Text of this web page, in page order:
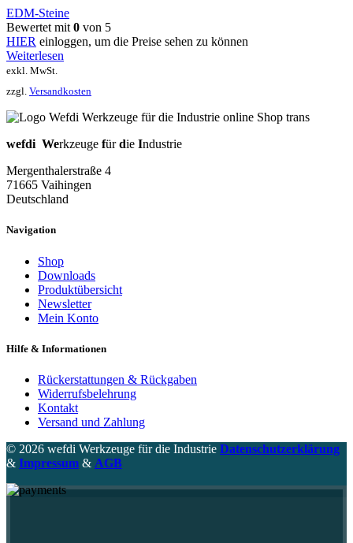
EDM-Steine
Bewertet mit 0 von 5
HIER einloggen, um die Preise sehen zu können
Weiterlesen
exkl. MwSt.
zzgl. Versandkosten
wefdi Werkzeuge fürdie Industrie
Mergenthalerstraße 4
71665 Vaihingen
Deutschland
Navigation
Shop
Downloads
Produktübersicht
Newsletter
Mein Konto
Hilfe & Informationen
Rückerstattungen & Rückgaben
Widerrufsbelehrung
Kontakt
Versand und Zahlung
© 2026 wefdi Werkzeuge für die Industrie Datenschutzerklärung
& Impressum & AGB